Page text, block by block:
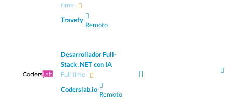
time
Travefy·
Remoto
Desarrollador Full-
Stack .NET con IA
Full time
Coderslab.io·
Remoto